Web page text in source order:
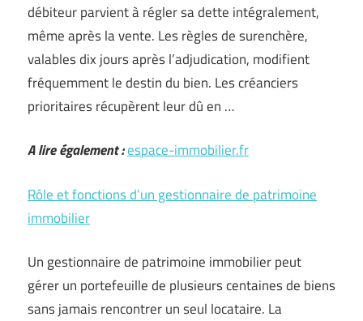
débiteur parvient à régler sa dette intégralement,
même après la vente. Les règles de surenchère,
valables dix jours après l’adjudication, modifient
fréquemment le destin du bien. Les créanciers
prioritaires récupèrent leur dû en …
A lire également :espace-immobilier.fr
Rôle et fonctions d’un gestionnaire de patrimoine
immobilier
Un gestionnaire de patrimoine immobilier peut
gérer un portefeuille de plusieurs centaines de biens
sans jamais rencontrer un seul locataire. La